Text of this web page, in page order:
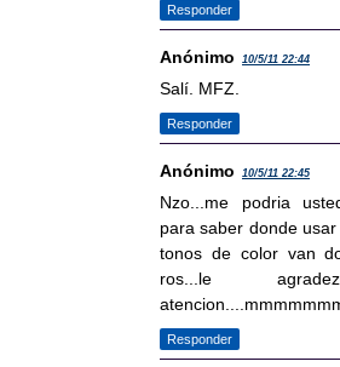
Responder
Anónimo 10/5/11 22:44
Salí. MFZ.
Responder
Anónimo 10/5/11 22:45
Nzo...me podria
para saber donde
tonos de color van
ros...le
Responder